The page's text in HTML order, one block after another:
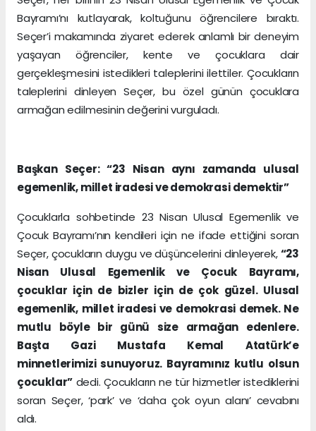
Bayramı’nı kutlayarak, koltuğunu öğrencilere bıraktı.
Seçer’i makamında ziyaret ederek anlamlı bir deneyim
yaşayan öğrenciler, kente ve çocuklara dair
gerçekleşmesini istedikleri taleplerini ilettiler. Çocukların
taleplerini dinleyen Seçer, bu özel günün çocuklara
armağan edilmesinin değerini vurguladı.
Başkan Seçer: “23 Nisan aynı zamanda ulusal
egemenlik, millet iradesi ve demokrasi demektir”
Çocuklarla sohbetinde 23 Nisan Ulusal Egemenlik ve
Çocuk Bayramı’nın kendileri için ne ifade ettiğini soran
Seçer, çocukların duygu ve düşüncelerini dinleyerek,“23
Nisan Ulusal Egemenlik ve Çocuk Bayramı,
çocuklar için de bizler için de çok güzel. Ulusal
egemenlik, millet iradesi ve demokrasi demek. Ne
mutlu böyle bir günü size armağan edenlere.
Başta Gazi Mustafa Kemal Atatürk’e
minnetlerimizi sunuyoruz. Bayramınız kutlu olsun
çocuklar” dedi. Çocukların ne tür hizmetler istediklerini
soran Seçer, ‘park’ ve ‘daha çok oyun alanı’ cevabını
aldı.